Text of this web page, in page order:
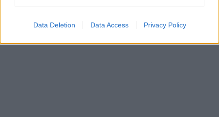
Data Deletion Data Access Privacy Policy